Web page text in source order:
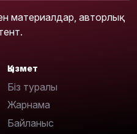
материалдар, авторлық
Қызмет
Біз туралы
Жарнама
Байланыс